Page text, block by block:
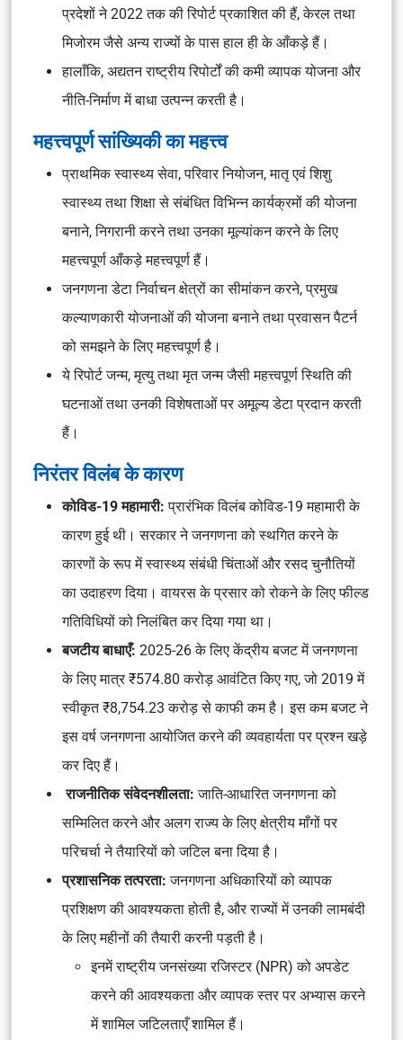
प्रदेशों ने 2022 तक की रिपोर्ट प्रकाशित की हैं, केरल तथा
मिजोरम जैसे अन्य राज्यों के पास हाल ही के आँकड़े हैं।
हालाँकि, अद्यतन राष्ट्रीय रिपोर्टों की कमी व्यापक योजना और
नीति-निर्माण में बाधा उत्पन्न करती है।
महत्त्वपूर्ण सांख्यिकी का महत्त्व
प्राथमिक स्वास्थ्य सेवा, परिवार नियोजन, मातृ एवं शिशु
स्वास्थ्य तथा शिक्षा से संबंधित विभिन्न कार्यक्रमों की योजना
बनाने, निगरानी करने तथा उनका मूल्यांकन करने के लिए
महत्त्वपूर्ण आँकड़े महत्त्वपूर्ण हैं।
जनगणना डेटा निर्वाचन क्षेत्रों का सीमांकन करने, प्रमुख
कल्याणकारी योजनाओं की योजना बनाने तथा प्रवासन पैटर्न
को समझने के लिए महत्त्वपूर्ण है।
ये रिपोर्ट जन्म, मृत्यु तथा मृत जन्म जैसी महत्त्वपूर्ण स्थिति की
घटनाओं तथा उनकी विशेषताओं पर अमूल्य डेटा प्रदान करती
हैं।
निरंतर विलंब के कारण
कोविड-19 महामारी: प्रारंभिक विलंब कोविड-19 महामारी के
कारण हुई थी। सरकार ने जनगणना को स्थगित करने के
कारणों के रूप में स्वास्थ्य संबंधी चिंताओं और रसद चुनौतियों
का उदाहरण दिया। वायरस के प्रसार को रोकने के लिए फील्ड
गतिविधियों को निलंबित कर दिया गया था।
बजटीय बाधाएँ: 2025-26 के लिए केंद्रीय बजट में जनगणना
के लिए मात्र ₹574.80 करोड़ आवंटित किए गए, जो 2019 में
स्वीकृत ₹8,754.23 करोड़ से काफी कम है। इस कम बजट ने
इस वर्ष जनगणना आयोजित करने की व्यवहार्यता पर प्रश्न खड़े
कर दिए हैं।
राजनीतिक संवेदनशीलता:जाति-आधारित जनगणना को
सम्मिलित करने और अलग राज्य के लिए क्षेत्रीय माँगों पर
परिचर्चा ने तैयारियों को जटिल बना दिया है।
प्रशासनिक तत्परता:जनगणना अधिकारियों को व्यापक
प्रशिक्षण की आवश्यकता होती है, और राज्यों में उनकी लामबंदी
के लिए महीनों की तैयारी करनी पड़ती है।
इनमें राष्ट्रीय जनसंख्या रजिस्टर (NPR) को अपडेट
करने की आवश्यकता और व्यापक स्तर पर अभ्यास करने
में शामिल जटिलताएँ शामिल हैं।